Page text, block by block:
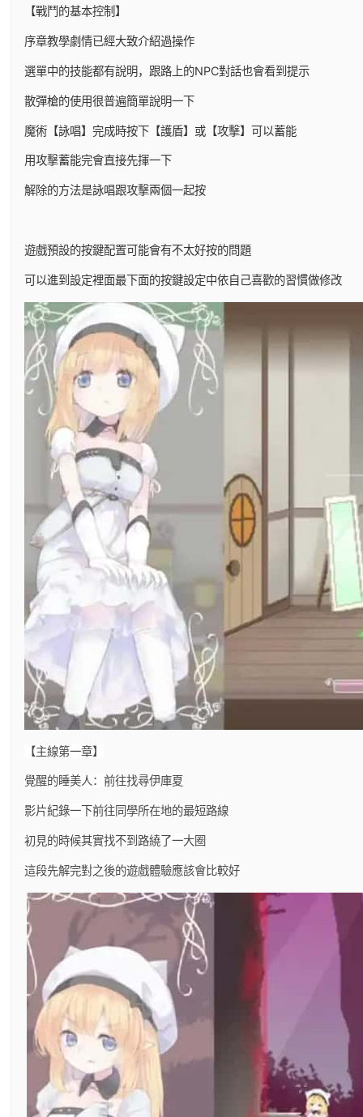
【戰鬥的基本控制】
序章教學劇情已經大致介紹過操作
選單中的技能都有說明，跟路上的NPC對話也會看到提示
散彈槍的使用很普遍簡單說明一下
魔術【詠唱】完成時按下【護盾】或【攻擊】可以蓄能
用攻擊蓄能完會直接先揮一下
解除的方法是詠唱跟攻擊兩個一起按
遊戲預設的按鍵配置可能會有不太好按的問題
可以進到設定裡面最下面的按鍵設定中依自己喜歡的習慣做修改
【主線第一章】
覺醒的睡美人：前往找尋伊庫夏
影片紀錄一下前往同學所在地的最短路線
初見的時候其實找不到路繞了一大圈
這段先解完對之後的遊戲體驗應該會比較好